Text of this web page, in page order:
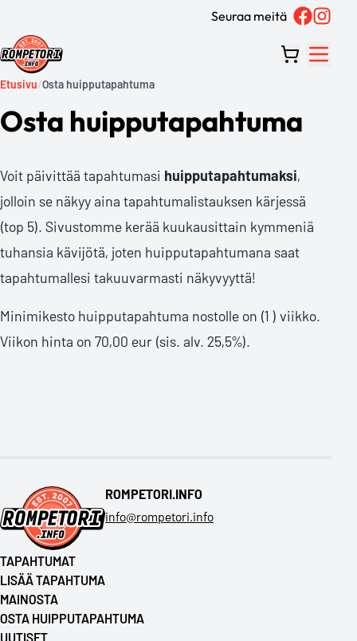
Seuraa meitä
Etusivu/Osta huipputapahtuma
Osta huipputapahtuma
Voit päivittää tapahtumasi huipputapahtumaksi,
jolloin se näkyy aina tapahtumalistauksen kärjessä
(top 5). Sivustomme kerää kuukausittain kymmeniä
tuhansia kävijötä, joten huipputapahtumana saat
tapahtumallesi takuuvarmasti näkyvyyttä!
Minimikesto huipputapahtuma nostolle on (1 ) viikko.
Viikon hinta on 70,00 eur (sis. alv. 25,5%).
ROMPETORI.INFO
info@rompetori.info
TAPAHTUMAT
LISÄÄ TAPAHTUMA
MAINOSTA
OSTA HUIPPUTAPAHTUMA
UUTISET